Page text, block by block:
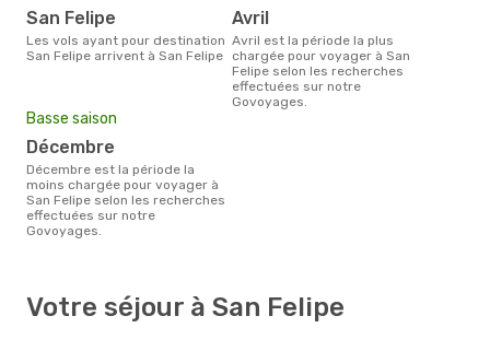
San Felipe
Les vols ayant pour destination
San Felipe arrivent à San Felipe
avril
avril est la période la plus
chargée pour voyager à San
Felipe selon les recherches
effectuées sur notre
Govoyages.
Basse saison
décembre
décembre est la période la
moins chargée pour voyager à
San Felipe selon les recherches
effectuées sur notre
Govoyages.
Votre séjour à San Felipe